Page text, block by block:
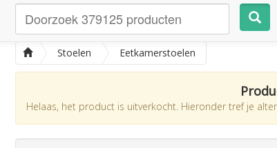
Stoelen Eetkamerstoelen
Helaas, het product is uitverkocht. Hieronder tref je